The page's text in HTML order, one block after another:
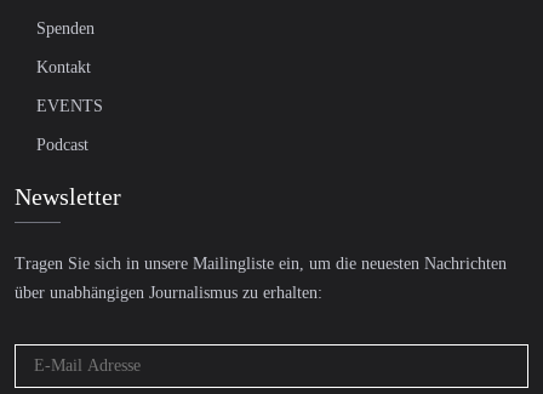
Spenden
Kontakt
EVENTS
Podcast
Newsletter
Tragen Sie sich in unsere Mailingliste ein, um die neuesten Nachrichten
über unabhängigen Journalismus zu erhalten: